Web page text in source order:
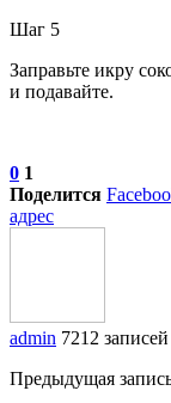
Шаг 5
Заправьте икру
и подавайте.
0 1
Поделится
адрес
admin 7212 записей
Предыдущая